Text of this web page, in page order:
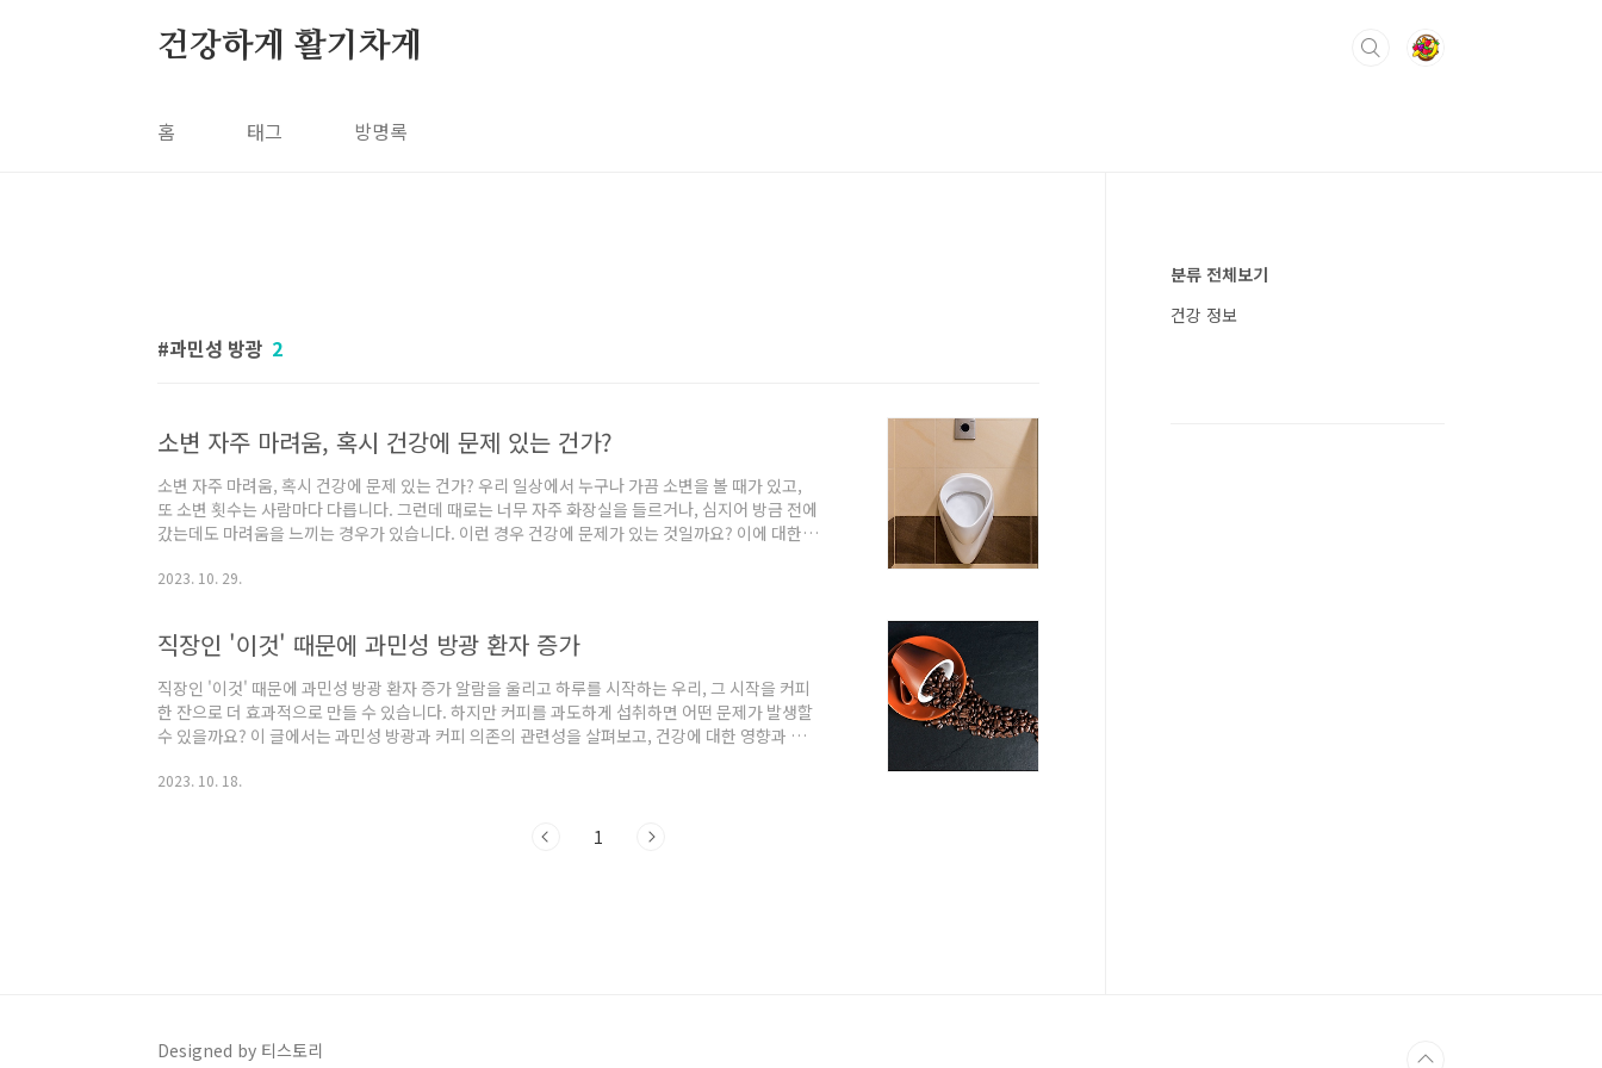
건강하게 활기차게
홈 태그 방명록
과민성 방광 2
소변 자주 마려움, 혹시 건강에 문제 있는 건가?
소변 자주 마려움, 혹시 건강에 문제 있는 건가? 우리 일상에서 누구나 가끔 소변을 볼 때가 있고,
또 소변 횟수는 사람마다 다릅니다. 그런데 때로는 너무 자주 화장실을 들르거나, 심지어 방금 전에
갔는데도 마려움을 느끼는 경우가 있습니다. 이런 경우 건강에 문제가 있는 것일까요? 이에 대한
소변 횟수는 일반적으로 하루 4~6회입니다. 평균적으로 깨어있을 때 3~4시간마다 한 번씩 소변을
이는 너무 자주 소변을 보는 '빈뇨'에 해당합니다. 잦은 소변의 원인과 고려해야 할 점 잦은 소변에
는 다양한 원인이 있습니다..
2023. 10. 29.
직장인 '이것' 때문에 과민성 방광 환자 증가
직장인 '이것' 때문에 과민성 방광 환자 증가 알람을 울리고 하루를 시작하는 우리, 그 시작을 커피
한 잔으로 더 효과적으로 만들 수 있습니다. 하지만 커피를 과도하게 섭취하면 어떤 문제가 발생할
수 있을까요? 이 글에서는 과민성 방광과 커피 의존의 관련성을 살펴보고, 건강에 대한 영향과 어
려운 증상으로 나타나는 질환입니다. 만약 하루에 8회 이상 소변을 본다면 과민성 방광을 의심해
일상 생활에 불편함을 초래할 수 있으며, 병원에서 적절한 진단과 치료가 필요합니다. 커피와 과민
2023. 10. 18.
1
분류 전체보기
건강 정보
Designed by 티스토리